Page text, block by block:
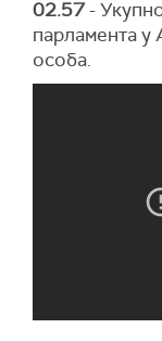
02.57-
парламента у
особа.